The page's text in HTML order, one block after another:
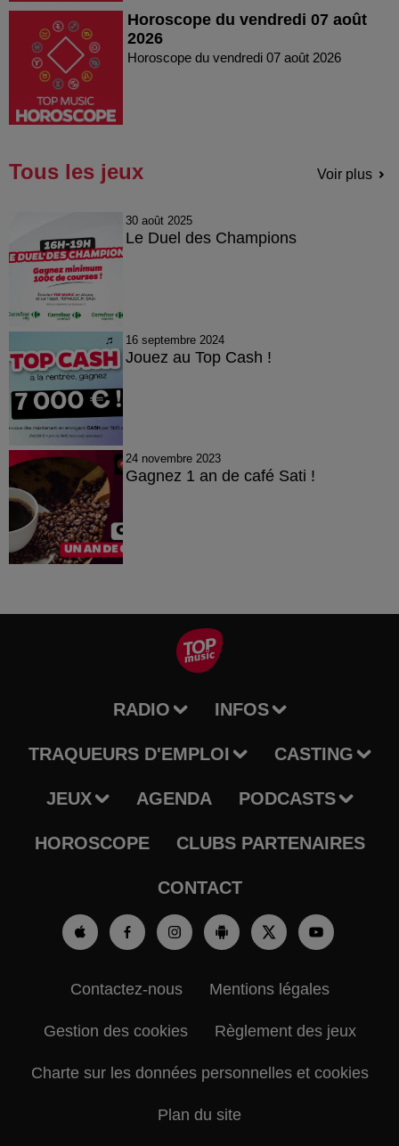
Horoscope du vendredi 07 août
2026
Horoscope du vendredi 07 août 2026
Tous les jeux Voir plus
30 août 2025
Le Duel des Champions
16 septembre 2024
Jouez au Top Cash !
24 novembre 2023
Gagnez 1 an de café Sati !
RADIO INFOS
TRAQUEURS D'EMPLOI CASTING
JEUX AGENDA PODCASTS
HOROSCOPE CLUBS PARTENAIRES
CONTACT
Contactez-nous Mentions légales
Gestion des cookies Règlement des jeux
Charte sur les données personnelles et cookies
Plan du site